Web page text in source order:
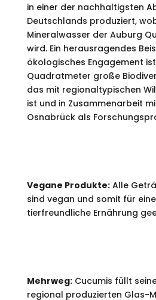
in einer der nachhaltigsten
Deutschlands produziert,
Mineralwasser der Auburg
wird. Ein herausragendes
ökologisches Engagement ist
Quadratmeter große
das mit regionaltypischen
ist und in Zusammenarbeit
Osnabrück als
Vegane Produkte:Alle
sind vegan und somit für
tierfreundliche Ernährung
Mehrweg:Cucumis füllt
regional produzierten Glas-